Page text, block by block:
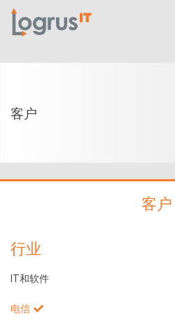
客户
客户
行业
IT和软件
电信